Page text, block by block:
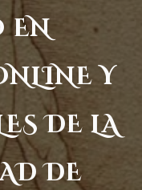
EN
Y
DE LA
DE